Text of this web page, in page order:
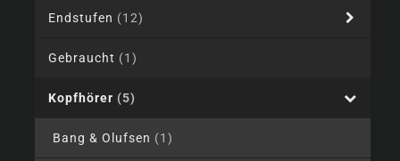
Endstufen (12)
Gebraucht (1)
Kopfhörer (5)
Bang & Olufsen (1)